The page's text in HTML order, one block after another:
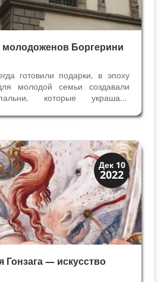
Боргерини
готовили подарки, в эпоху
молодой семьи создавали
которые украшали
фрески, панели и шпалеры на
Дек 10
2022
и Феррара
Гонзага — искусство